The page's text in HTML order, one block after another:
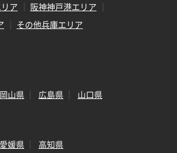
ア
阪神神戸港エリア
その他兵庫エリア
岡山県 広島県 山口県
愛媛県 高知県